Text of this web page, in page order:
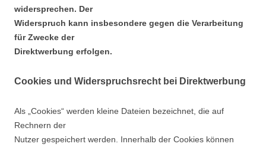
widersprechen. Der
Widerspruch kann insbesondere gegen die Verarbeitung
für Zwecke der
Direktwerbung erfolgen.
Cookies und Widerspruchsrecht bei Direktwerbung
Als „Cookies“ werden kleine Dateien bezeichnet, die auf
Rechnern der
Nutzer gespeichert werden. Innerhalb der Cookies können